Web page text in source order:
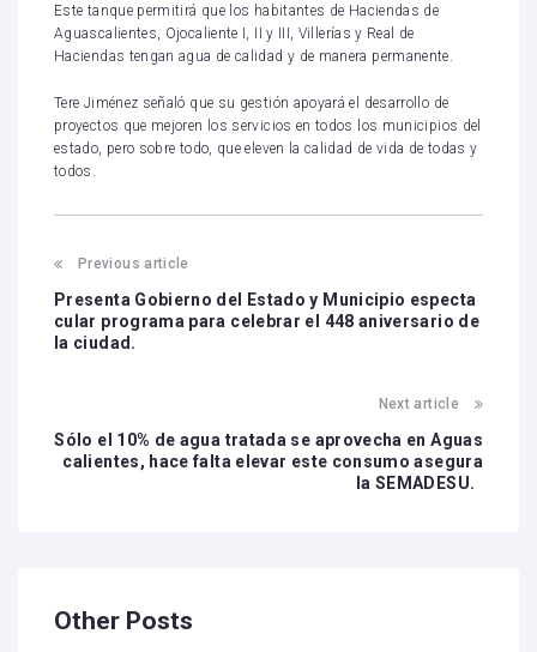
Este tanque permitirá que los habitantes de Haciendas de
Aguascalientes, Ojocaliente I, II y III, Villerías y Real de
Haciendas tengan agua de calidad y de manera permanente.
Tere Jiménez señaló que su gestión apoyará el desarrollo de
proyectos que mejoren los servicios en todos los municipios del
estado, pero sobre todo, que eleven la calidad de vida de todas y
todos.
Previous article
Presenta Gobierno del Estado y Municipio especta
cular programa para celebrar el 448 aniversario de
la ciudad.
Next article
Sólo el 10% de agua tratada se aprovecha en Aguas
calientes, hace falta elevar este consumo asegura
la SEMADESU.
Other Posts